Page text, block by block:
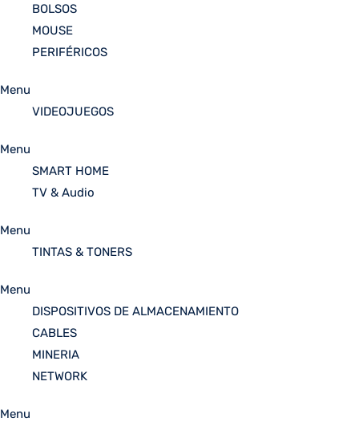
BOLSOS
MOUSE
PERIFÉRICOS
Menu
VIDEOJUEGOS
Menu
SMART HOME
TV & Audio
Menu
TINTAS & TONERS
Menu
DISPOSITIVOS DE ALMACENAMIENTO
CABLES
MINERIA
NETWORK
Menu